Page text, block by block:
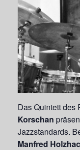
Das Quintett des
Korschan
Jazzstandards.
Manfred